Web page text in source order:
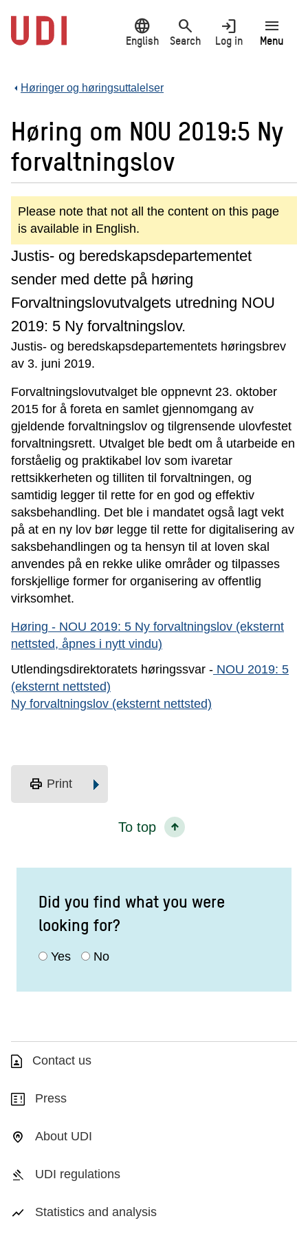
main
content
language
English
search
Search
login
Log in
menu
Menu
Høringer og høringsuttalelser
Høring om NOU 2019:5 Ny
forvaltningslov
Please note that not all the content on this page
is available in English.
Justis- og beredskapsdepartementet
sender med dette på høring
Forvaltningslovutvalgets utredning NOU
2019: 5 Ny forvaltningslov.
Justis- og beredskapsdepartementets høringsbrev
av 3. juni 2019.
Forvaltningslovutvalget ble oppnevnt 23. oktober
2015 for å foreta en samlet gjennomgang av
gjeldende forvaltningslov og tilgrensende ulovfestet
forvaltningsrett. Utvalget ble bedt om å utarbeide en
forståelig og praktikabel lov som ivaretar
rettsikkerheten og tilliten til forvaltningen, og
samtidig legger til rette for en god og effektiv
saksbehandling. Det ble i mandatet også lagt vekt
på at en ny lov bør legge til rette for digitalisering av
saksbehandlingen og ta hensyn til at loven skal
anvendes på en rekke ulike områder og tilpasses
forskjellige former for organisering av offentlig
virksomhet.
Høring - NOU 2019: 5 Ny forvaltningslov (eksternt
nettsted, åpnes i nytt vindu)
Utlendingsdirektoratets høringssvar - NOU 2019: 5
(eksternt nettsted)
Ny forvaltningslov (eksternt nettsted)
print Print
To top
Did you find what you were
looking for?
Yes No
Contact us
Press
About UDI
UDI regulations
Statistics and analysis